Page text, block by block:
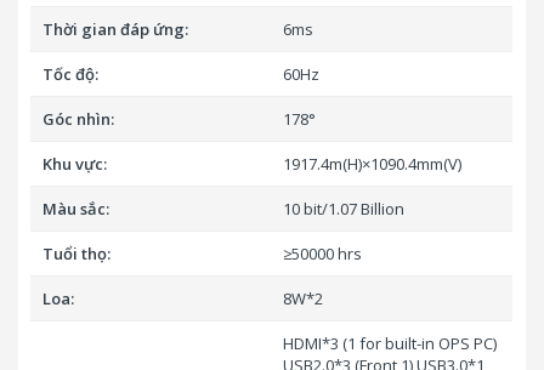
Thời gian đáp ứng: 6ms
Tốc độ: 60Hz
Góc nhìn: 178°
Khu vực: 1917.4m(H)×1090.4mm(V)
Màu sắc: 10 bit/1.07 Billion
Tuổi thọ: ≥50000 hrs
Loa: 8W*2
HDMI*3 (1 for built-in OPS PC)